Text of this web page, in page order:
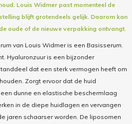
Louis Widmer past momenteel de
blijft grotendeels gelijk. Daarom kan
oude of de nieuwe verpakking ontvangt.
van Louis Widmer is een Basisserum.
Hyaluronzuur is een bijzonder
dat een sterk vermogen heeft om
Zorgt ervoor dat de huid
dunne en elastische beschermlaag
in de diepe huidlagen en vervangen
jaren schaarser worden. De liposomen